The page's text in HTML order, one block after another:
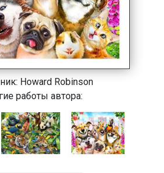
Howard Robinson
работы автора: